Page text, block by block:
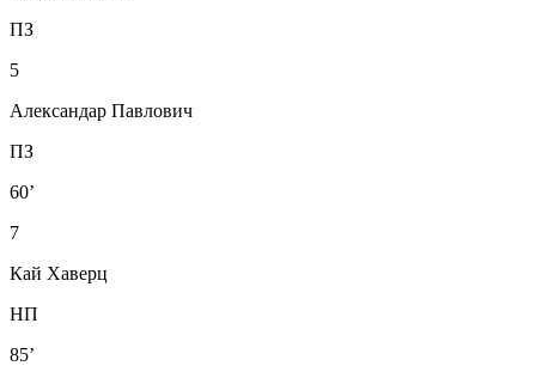
ПЗ
5
Александар Павлович
ПЗ
60’
7
Кай Хаверц
НП
85’